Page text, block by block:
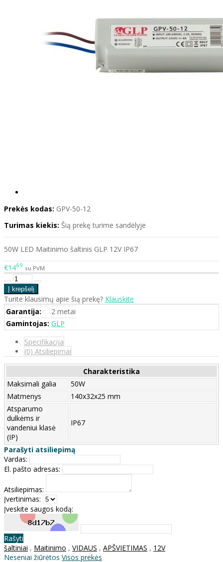
Prekės kodas: GPV-50-12
Turimas kiekis: Šią prekę turime sandėlyje
50W LED Maitinimo šaltinis GLP 12V IP67
€1469 su PVM
Turite klausimų apie šią prekę? Klauskite
Garantija:
2 metai
Gamintojas: GLP
Specifikacija
(0) Atsiliepimai
Charakteristika
Maksimali galia
50W
Matmenys
140x32x25 mm
Atsparumo
dulkėms ir
vandeniui klasė
(IP)
IP67
Parašyti atsiliepimą
Vardas:
El. pašto adresas:
Atsiliepimas:
Įvertinimas:
Įveskite saugos kodą:
Rašyti
šaltiniai , Maitinimo , VIDAUS , APŠVIETIMAS , 12V
Neseniai žiūrėtos Visos prekės